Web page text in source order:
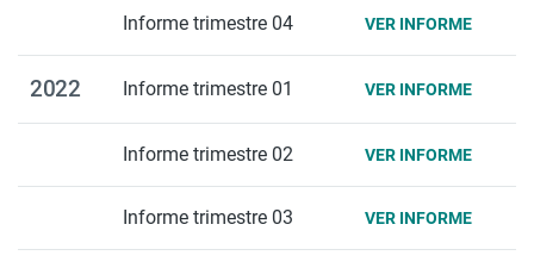
Informe trimestre 04 VER INFORME
2022 Informe trimestre 01 VER INFORME
Informe trimestre 02 VER INFORME
Informe trimestre 03 VER INFORME